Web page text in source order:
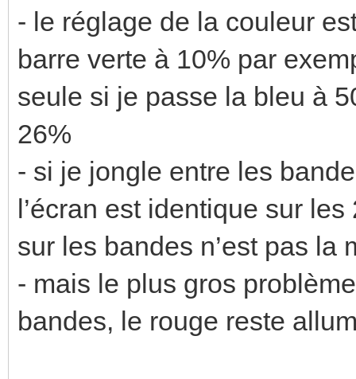
- le réglage de la couleur
barre verte à 10% par
seule si je passe la bleu à
26%
- si je jongle entre les
l’écran est identique sur
sur les bandes n’est pas la
- mais le plus gros
bandes, le rouge reste